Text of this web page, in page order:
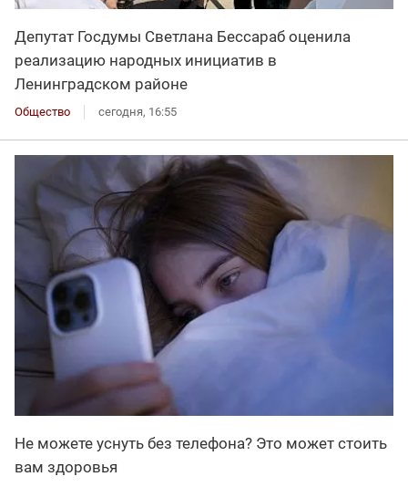
Депутат Госдумы Светлана Бессараб оценила
реализацию народных инициатив в
Ленинградском районе
Общество сегодня, 16:55
Не можете уснуть без телефона? Это может стоить
вам здоровья